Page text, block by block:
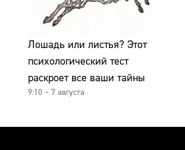
Лошадь или листья? Этот
психологический тест
раскроет все ваши тайны
9:10 – 7 августа